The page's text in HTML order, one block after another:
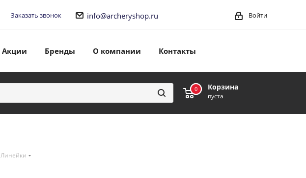
Заказать звонок info@archeryshop.ru Войти
Акции Бренды О компании Контакты
Корзина
0
пуста
0
Линейки